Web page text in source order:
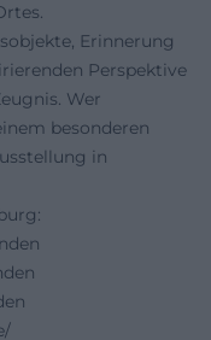
Erinnerung
Perspektive
Wer
besonderen
in